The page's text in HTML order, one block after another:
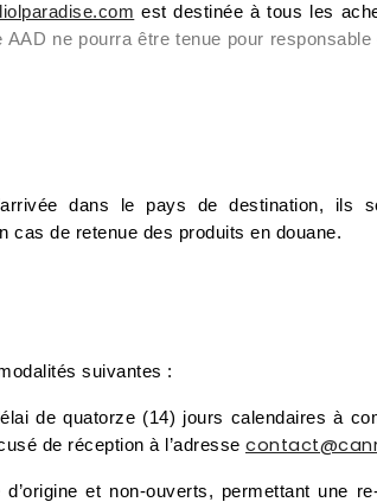
est destinée à tous les
AAD ne pourra être tenue pour
dans le pays de destination, ils
cas de retenue des produits en douane.
suivantes :
de quatorze (14) jours calendaires à
de réception à l’adresse
et non-ouverts, permettant une